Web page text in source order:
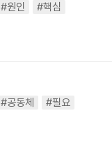
#원인
#핵심
#공동체
#필요